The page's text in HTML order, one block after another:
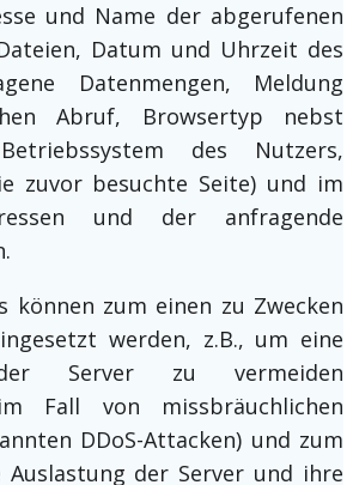
und Name der abgerufenen
Datum und Uhrzeit des
Datenmengen, Meldung
Abruf, Browsertyp nebst
des Nutzers,
zuvor besuchte Seite) und im
und der anfragende
können zum einen zu Zwecken
werden, z.B., um eine
Server zu vermeiden
Fall von missbräuchlichen
DDoS-Attacken) und zum
der Server und ihre